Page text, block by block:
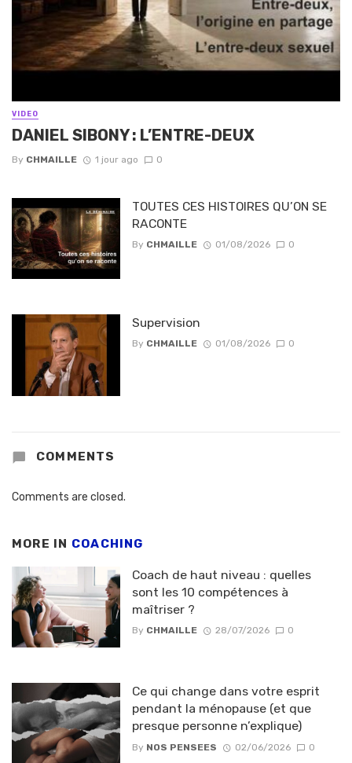
VIDEO
DANIEL SIBONY : L’ENTRE-DEUX
By CHMAILLE 1 jour ago 0
TOUTES CES HISTOIRES QU’ON SE
RACONTE
By CHMAILLE 01/08/2026 0
Supervision
By CHMAILLE 01/08/2026 0
COMMENTS
Comments are closed.
MORE IN COACHING
Coach de haut niveau : quelles
sont les 10 compétences à
maîtriser ?
By CHMAILLE 28/07/2026 0
Ce qui change dans votre esprit
pendant la ménopause (et que
presque personne n’explique)
By NOS PENSEES 02/06/2026 0